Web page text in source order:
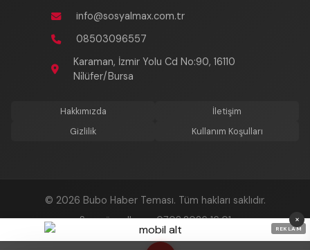
info@sosyalmax.com.tr
08503096557
Karaman, İzmir Yolu Cd No:90, 16110
Ni̇lüfer/Bursa
Hakkımızda
İletişim
Gizlilik
Kullanım Koşulları
© 2026 Bubo Haber Teması. Tüm hakları saklıdır.
Son güncelleme: 07.08.2026 16:01
REKLAM
×